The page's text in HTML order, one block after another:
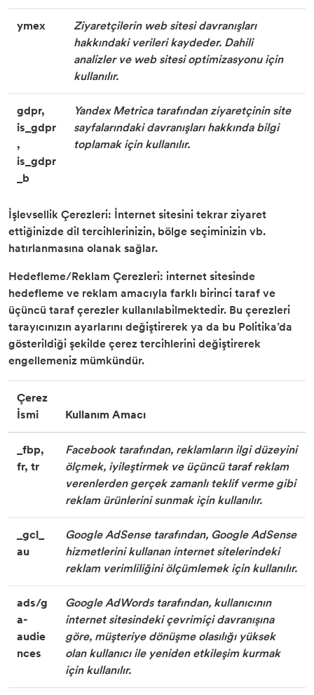
ymex
Ziyaretçilerin web sitesi davranışları
hakkındaki verileri kaydeder. Dahili
analizler ve web sitesi optimizasyonu için
kullanılır.
gdpr,
is_gdpr
,
is_gdpr
_b
Yandex Metrica tarafından ziyaretçinin site
sayfalarındaki davranışları hakkında bilgi
toplamak için kullanılır.
İşlevsellik Çerezleri: İnternet sitesini tekrar ziyaret
ettiğinizde dil tercihlerinizin, bölge seçiminizin vb.
hatırlanmasına olanak sağlar.
Hedefleme/Reklam Çerezleri: internet sitesinde
hedefleme ve reklam amacıyla farklı birinci taraf ve
üçüncü taraf çerezler kullanılabilmektedir. Bu çerezleri
tarayıcınızın ayarlarını değiştirerek ya da bu Politika’da
gösterildiği şekilde çerez tercihlerini değiştirerek
engellemeniz mümkündür.
Çerez
İsmi
Kullanım Amacı
_fbp,
fr, tr
Facebook tarafından, reklamların ilgi düzeyini
ölçmek, iyileştirmek ve üçüncü taraf reklam
verenlerden gerçek zamanlı teklif verme gibi
reklam ürünlerini sunmak için kullanılır.
_gcl_
au
Google AdSense tarafından, Google AdSense
hizmetlerini kullanan internet sitelerindeki
reklam verimliliğini ölçümlemek için kullanılır.
ads/g
a-
audie
nces
Google AdWords tarafından, kullanıcının
internet sitesindeki çevrimiçi davranışına
göre, müşteriye dönüşme olasılığı yüksek
olan kullanıcı ile yeniden etkileşim kurmak
için kullanılır.